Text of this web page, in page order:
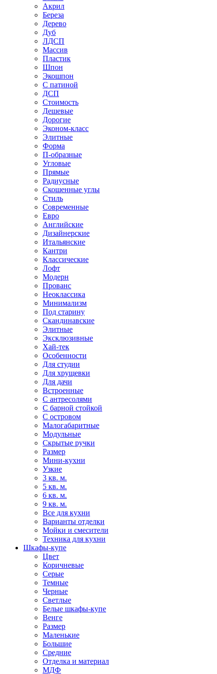
Акрил
Береза
Дерево
Дуб
ЛДСП
Массив
Пластик
Шпон
Экошпон
С патиной
ДСП
Стоимость
Дешевые
Дорогие
Эконом-класс
Элитные
Форма
П-образные
Угловые
Прямые
Радиусные
Скошенные углы
Стиль
Современные
Евро
Английские
Дизайнерские
Итальянские
Кантри
Классические
Лофт
Модерн
Прованс
Неоклассика
Минимализм
Под старину
Скандинавские
Элитные
Эксклюзивные
Хай-тек
Особенности
Для студии
Для хрущевки
Для дачи
Встроенные
С антресолями
С барной стойкой
С островом
Малогабаритные
Модульные
Скрытые ручки
Размер
Мини-кухни
Узкие
3 кв. м.
5 кв. м.
6 кв. м.
9 кв. м.
Все для кухни
Варианты отделки
Мойки и смесители
Техника для кухни
Шкафы-купе
Цвет
Коричневые
Серые
Темные
Черные
Светлые
Белые шкафы-купе
Венге
Размер
Маленькие
Большие
Средние
Отделка и материал
МДФ